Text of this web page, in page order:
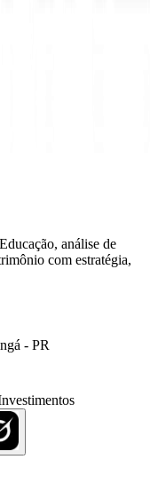
análise de
com estratégia,
- PR